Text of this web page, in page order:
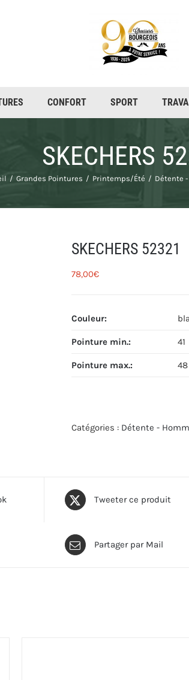
CONFORT SPORT
SKECHERS
Grandes Pointures Printemps/Été Détente
SKECHERS 52321
78,00€
Couleur:
Pointure min.: 41
Pointure max.: 48
Catégories : Détente -
Tweeter ce produit
Partager par Mail